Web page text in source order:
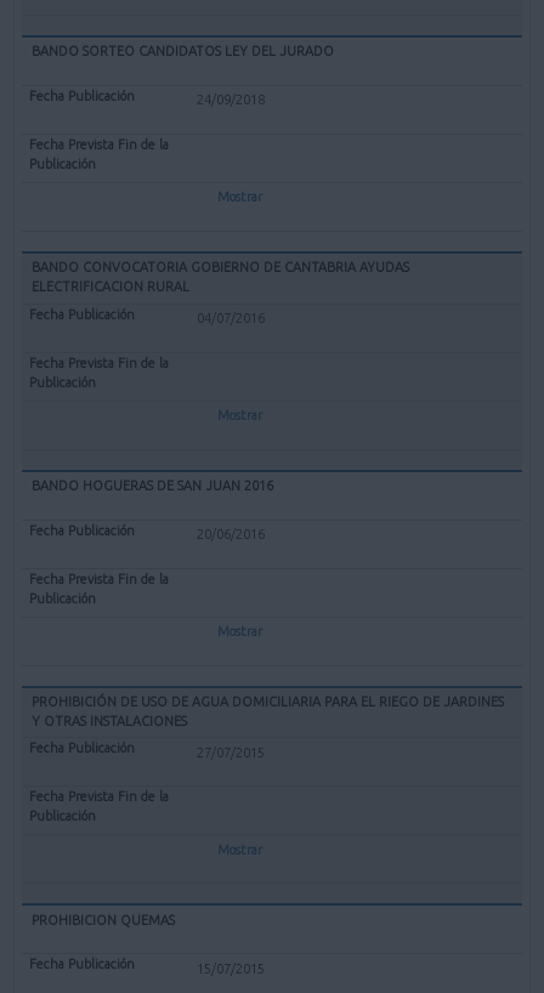
BANDO SORTEO CANDIDATOS LEY DEL JURADO
24/09/2018
Mostrar
BANDO CONVOCATORIA GOBIERNO DE CANTABRIA AYUDAS
ELECTRIFICACION RURAL
04/07/2016
Mostrar
BANDO HOGUERAS DE SAN JUAN 2016
20/06/2016
Mostrar
PROHIBICIÓN DE USO DE AGUA DOMICILIARIA PARA EL RIEGO DE JARDINES
Y OTRAS INSTALACIONES
27/07/2015
Mostrar
PROHIBICION QUEMAS
15/07/2015